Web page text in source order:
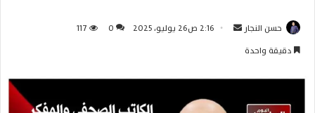
حسن النجار
ل
2:16 ص26 يوليو، 2025 0
117
دقيقة واحدة